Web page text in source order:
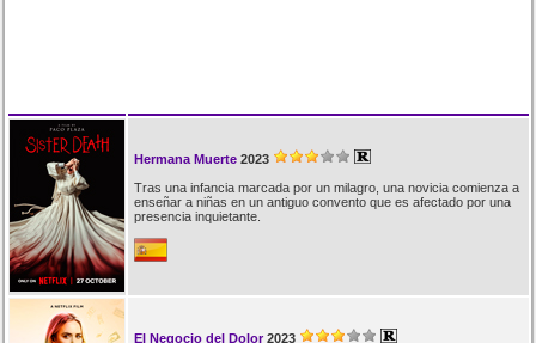
Hermana Muerte 2023
Tras una infancia marcada por un milagro, una novicia comienza a
enseñar a niñas en un antiguo convento que es afectado por una
presencia inquietante.
El Negocio del Dolor 2023